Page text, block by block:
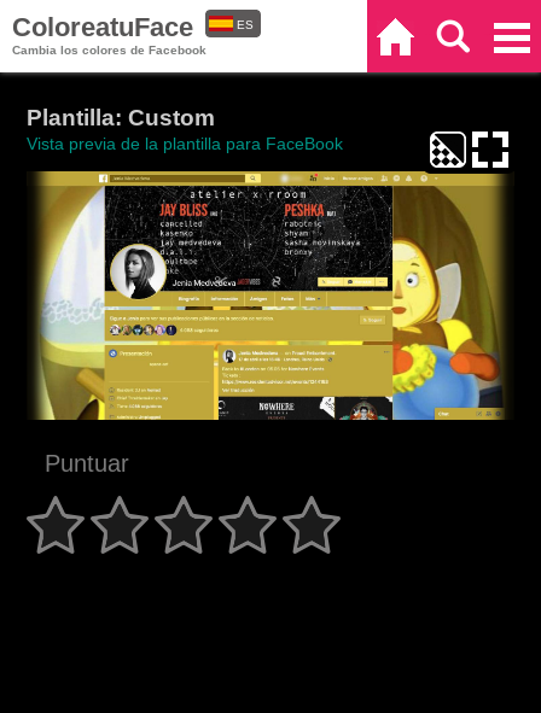
ColoreatuFace
Cambia los colores de Facebook
ES
Plantilla: Custom
Vista previa de la plantilla para FaceBook
Puntuar